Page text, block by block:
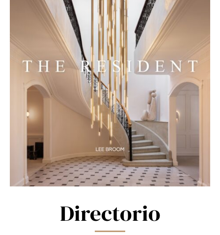
Directorio